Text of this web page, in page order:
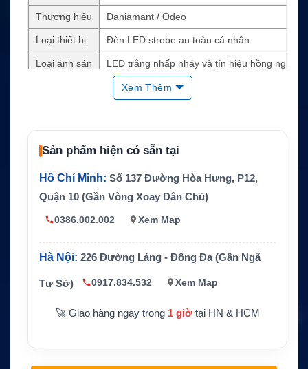
Thương hiệu Daniamant / Odeo
Loại thiết bị Đèn LED strobe an toàn cá nhân
Loại ánh sán
LED trắng nhấp nháy và tín hiệu hồng ng
oại IR
Pin 4 x AA L91 Lithium hoặc 4 x AA Alkaline
Chống nước IP68, thử nghiệm 50m trong 1 giờ
Tính năng n
Chứng nhận SOLAS, MED, USCG
Xem Thêm
Sản phẩm hiện có sẵn tại
Hồ Chí Minh: Số 137 Đường Hòa Hưng, P12,
Quận 10 (Gần Vòng Xoay Dân Chủ)
0386.002.002 Xem Map
Hà Nội: 226 Đường Láng - Đống Đa (Gần Ngã
Tư Sở) 0917.834.532 Xem Map
🚀 Giao hàng ngay trong 1 giờtại HN & HCM